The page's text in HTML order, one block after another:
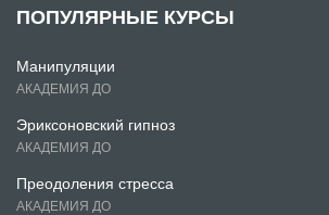
ПОПУЛЯРНЫЕ КУРСЫ
Манипуляции
АКАДЕМИЯ ДО
Эриксоновский гипноз
АКАДЕМИЯ ДО
Преодоления стресса
АКАДЕМИЯ ДО